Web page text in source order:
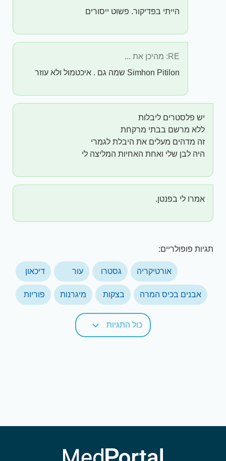
הייתי בפדיקור. פשוט ייסורים
RE: מהיכן את ...
Simhon Pitilon שמה גם . איכטמול ולא עוזר
יש פלסטרים ליבלות
ללא מרשם בבתי מרקחת
זה מדהים מעלים את היבלת לגמרי
היה לבן שלי ואחת האחיות המליצה לי
אמרו לי בפנטן.
תגיות פופולריים:
אורטיקריה גסטרו עור דיכאון
אבנים בכיס המרה בצקות מיגרנות פוריות
כול התגיות